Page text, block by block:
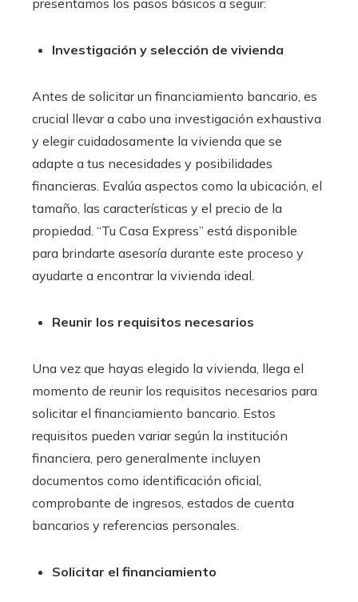
presentamos los pasos básicos a seguir:
Investigación y selección de vivienda
Antes de solicitar un financiamiento bancario, es
crucial llevar a cabo una investigación exhaustiva
y elegir cuidadosamente la vivienda que se
adapte a tus necesidades y posibilidades
financieras. Evalúa aspectos como la ubicación, el
tamaño, las características y el precio de la
propiedad. “Tu Casa Express” está disponible
para brindarte asesoría durante este proceso y
ayudarte a encontrar la vivienda ideal.
Reunir los requisitos necesarios
Una vez que hayas elegido la vivienda, llega el
momento de reunir los requisitos necesarios para
solicitar el financiamiento bancario. Estos
requisitos pueden variar según la institución
financiera, pero generalmente incluyen
documentos como identificación oficial,
comprobante de ingresos, estados de cuenta
bancarios y referencias personales.
Solicitar el financiamiento